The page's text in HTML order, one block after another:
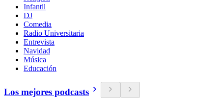
Infantil
DJ
Comedia
Radio Universitaria
Entrevista
Navidad
Música
Educación
Los mejores podcasts